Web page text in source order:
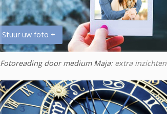
Stuur uw foto +
Fotoreading door medium Maja: extra inzichten